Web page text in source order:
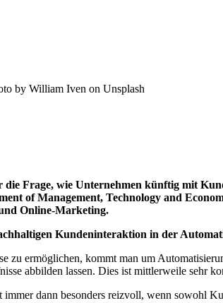
by William Iven on Unsplash
Frage, wie Unternehmen künftig mit
of Management, Technology and
Online-Marketing.
Kundeninteraktion in der
ermöglichen, kommt man um
abbilden lassen. Dies ist mittlerweile sehr
dann besonders reizvoll, wenn sowohl